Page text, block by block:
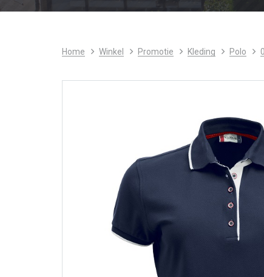
Home Winkel Promotie Kleding Polo